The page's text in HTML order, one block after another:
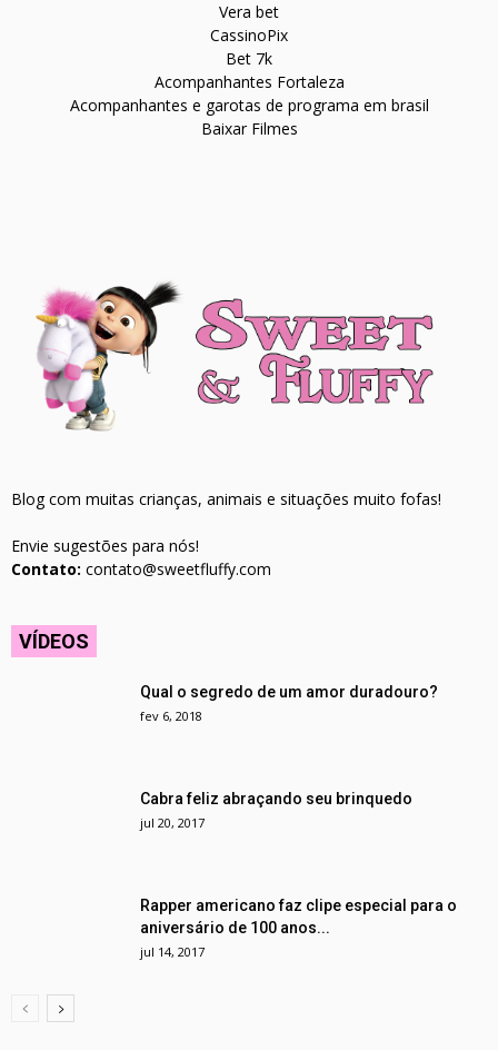
Vera bet
CassinoPix
Bet 7k
Acompanhantes Fortaleza
Acompanhantes e garotas de programa em brasil
Baixar Filmes
Blog com muitas crianças, animais e situações muito fofas!
Envie sugestões para nós!
Contato: contato@sweetfluffy.com
VÍDEOS
Qual o segredo de um amor duradouro?
fev 6, 2018
Cabra feliz abraçando seu brinquedo
jul 20, 2017
Rapper americano faz clipe especial para o
aniversário de 100 anos...
jul 14, 2017